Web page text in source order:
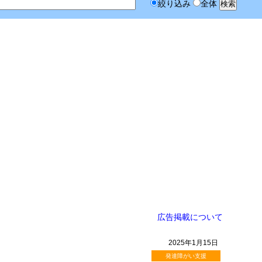
絞り込み 全体
広告掲載について
2025年1月15日
発達障がい支援